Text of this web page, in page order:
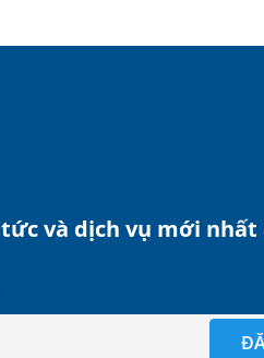
và dịch vụ mới nhất